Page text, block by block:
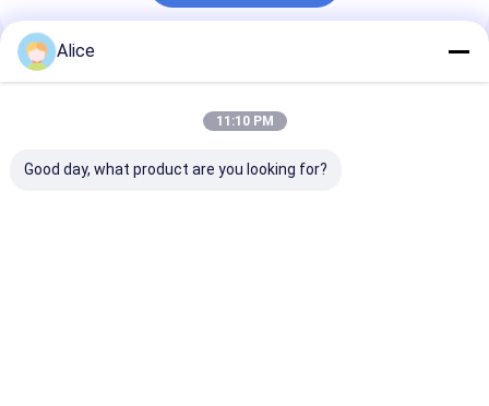
अनुशंसित उत्पाद
Alice
11:10 PM
Good day, what product are you looking for?